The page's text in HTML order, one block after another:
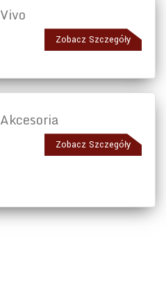
Vivo
Zobacz Szczegóły
Akcesoria
Zobacz Szczegóły